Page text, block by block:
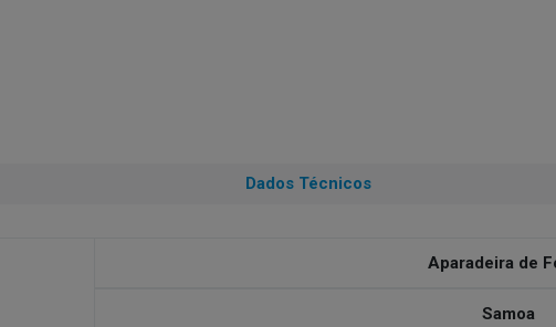
Dados Técnicos
Aparadeira de
Samoa